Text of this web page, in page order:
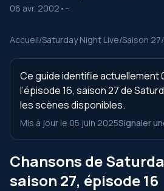
06 avr. 2002 • --
Accueil/Saturday Night Live/Saison 27/
Ce guide identifie actuellement
l’épisode 16, saison 27 de
les scènes disponibles.
Mis à jour le 05 juin 2025Signaler
Chansons de
saison 27, épisode 16